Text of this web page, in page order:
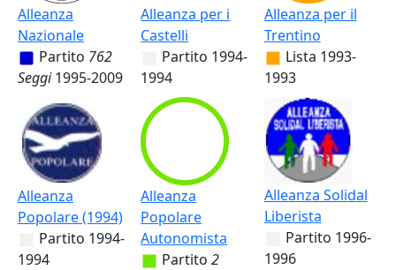
Alleanza
Nazionale
Partito 762
Seggi 1995-2009
Alleanza per i
Castelli
Partito 1994-
1994
Alleanza per il
Trentino
Lista 1993-
1993
Alleanza
Popolare (1994)
Partito 1994-
1994
Alleanza
Popolare
Autonomista
Partito 2
Alleanza Solidal
Liberista
Partito 1996-
1996